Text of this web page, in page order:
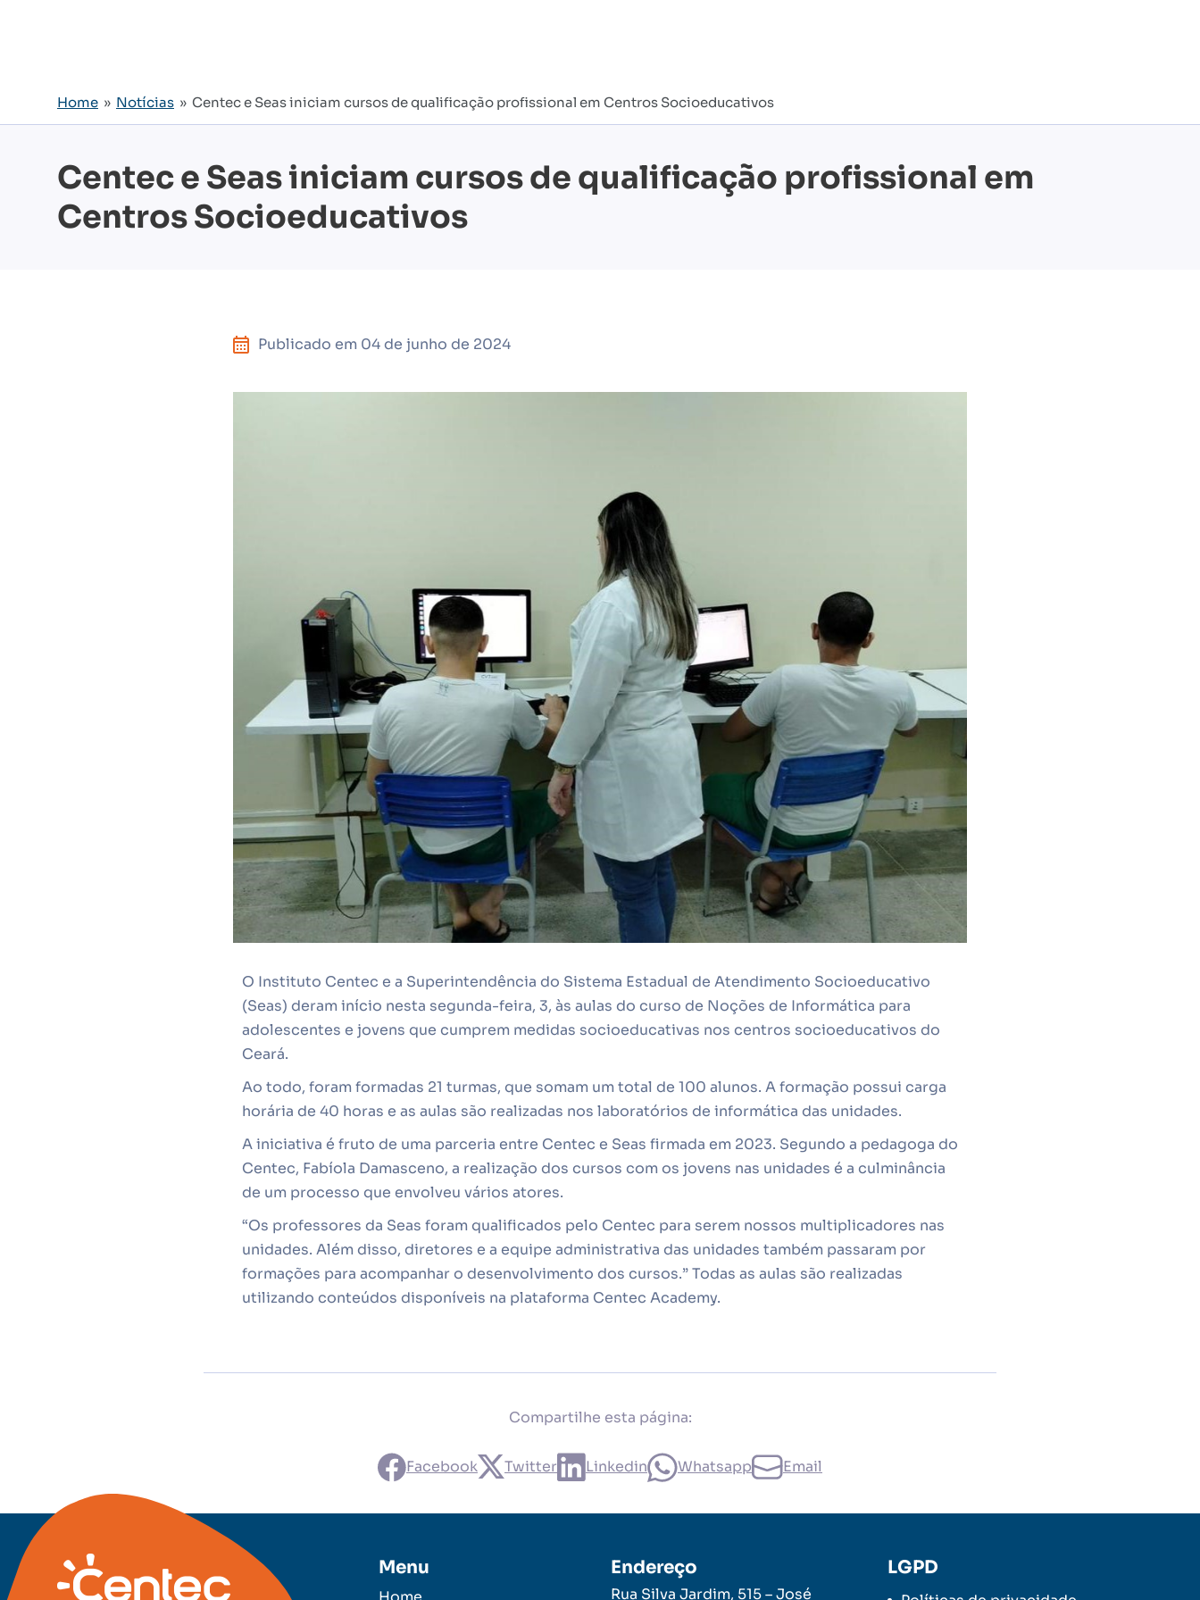
Home » Notícias » Centec e Seas iniciam cursos de qualificação profissional em Centros Socioeducativos
Centec e Seas iniciam cursos de qualificação profissional em
Centros Socioeducativos
Publicado em 04 de junho de 2024
O Instituto Centec e a Superintendência do Sistema Estadual de Atendimento Socioeducativo
(Seas) deram início nesta segunda-feira, 3, às aulas do curso de Noções de Informática para
adolescentes e jovens que cumprem medidas socioeducativas nos centros socioeducativos do
Ceará.
Ao todo, foram formadas 21 turmas, que somam um total de 100 alunos. A formação possui carga
horária de 40 horas e as aulas são realizadas nos laboratórios de informática das unidades.
A iniciativa é fruto de uma parceria entre Centec e Seas firmada em 2023. Segundo a pedagoga do
Centec, Fabíola Damasceno, a realização dos cursos com os jovens nas unidades é a culminância
de um processo que envolveu vários atores.
“Os professores da Seas foram qualificados pelo Centec para serem nossos multiplicadores nas
unidades. Além disso, diretores e a equipe administrativa das unidades também passaram por
formações para acompanhar o desenvolvimento dos cursos.” Todas as aulas são realizadas
utilizando conteúdos disponíveis na plataforma Centec Academy.
Compartilhe esta página:
Facebook Twitter Linkedin Whatsapp Email
Menu Endereço
Rua Silva Jardim, 515 – José
LGPD